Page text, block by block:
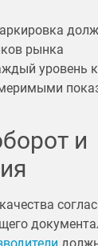
рынка
уровень
и